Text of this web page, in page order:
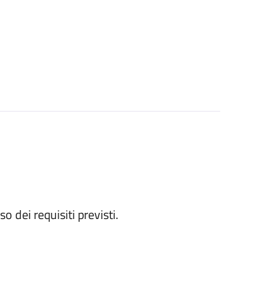
dei requisiti previsti.